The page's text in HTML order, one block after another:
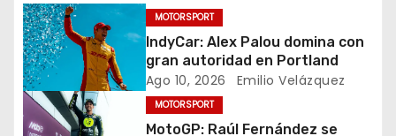
g
a
c
MOTORSPORT
IndyCar: Alex Palou domina con
gran autoridad en Portland
Ago 10, 2026 Emilio Velázquez
MOTORSPORT
MotoGP: Raúl Fernández se